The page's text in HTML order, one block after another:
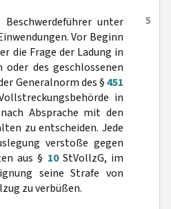
5
unter
Vor Beginn
die Frage der Ladung in
des geschlossenen
Generalnorm des §451
in
Absprache mit den
zu entscheiden. Jede
verstoße gegen
aus § 10StVollzG, im
seine Strafe von
zu verbüßen.